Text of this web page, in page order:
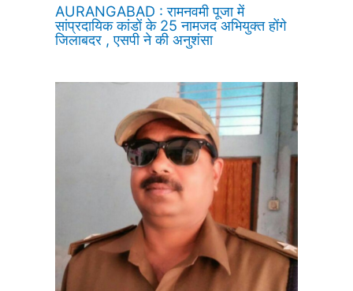
AURANGABAD : रामनवमी पूजा में
सांप्रदायिक कांडों के 25 नामजद अभियुक्त होंगे
जिलाबदर , एसपी ने की अनुशंसा